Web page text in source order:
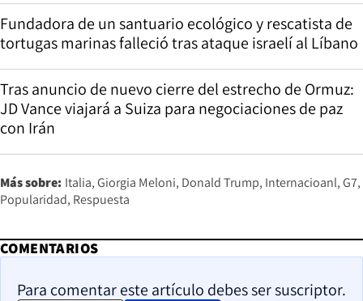
Fundadora de un santuario ecológico y rescatista de
tortugas marinas falleció tras ataque israelí al Líbano
Tras anuncio de nuevo cierre del estrecho de Ormuz:
JD Vance viajará a Suiza para negociaciones de paz
con Irán
Más sobre: Italia Giorgia Meloni Donald Trump Internacioanl G7
Popularidad Respuesta
COMENTARIOS
Para comentar este artículo debes ser suscriptor.